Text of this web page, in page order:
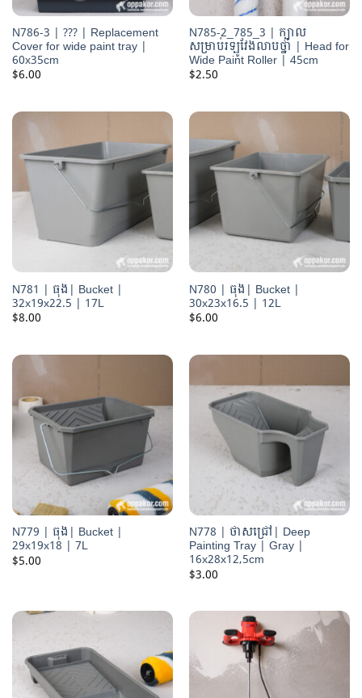
N786-3 | ??? | Replacement
Cover for wide paint tray |
60x35cm
$6.00
N785-2_785_3 | ក្បាល
សម្រាប់រឡូវែងលាបថ្នាំ | Head for
Wide Paint Roller | 45cm
$2.50
N781 | ធុង| Bucket |
32x19x22.5 | 17L
$8.00
N780 | ធុង| Bucket |
30x23x16.5 | 12L
$6.00
N779 | ធុង| Bucket |
29x19x18 | 7L
$5.00
N778 | ថាសជ្រៅ| Deep
Painting Tray | Gray |
16x28x12,5cm
$3.00